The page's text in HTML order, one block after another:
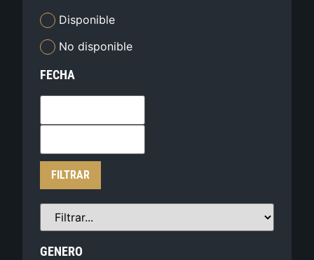
Disponible
No disponible
FECHA
FILTRAR
GENERO